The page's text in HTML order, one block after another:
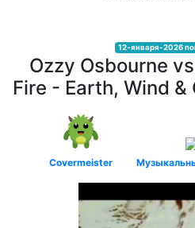
12-января-2026
Ozzy Osbourne
Fire - Earth, Wind
Covermeister